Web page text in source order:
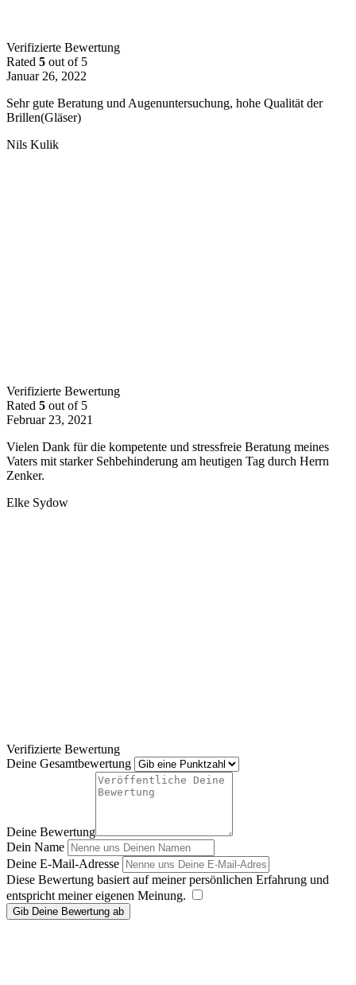
Verifizierte Bewertung
Rated 5 out of 5
Januar 26, 2022
Sehr gute Beratung und Augenuntersuchung, hohe Qualität der
Brillen(Gläser)
Nils Kulik
Verifizierte Bewertung
Rated 5 out of 5
Februar 23, 2021
Vielen Dank für die kompetente und stressfreie Beratung meines
Vaters mit starker Sehbehinderung am heutigen Tag durch Herrn
Zenker.
Elke Sydow
Verifizierte Bewertung
Deine Gesamtbewertung
Deine Bewertung
Dein Name
Deine E-Mail-Adresse
Diese Bewertung basiert auf meiner persönlichen Erfahrung und
entspricht meiner eigenen Meinung.
Gib Deine Bewertung ab